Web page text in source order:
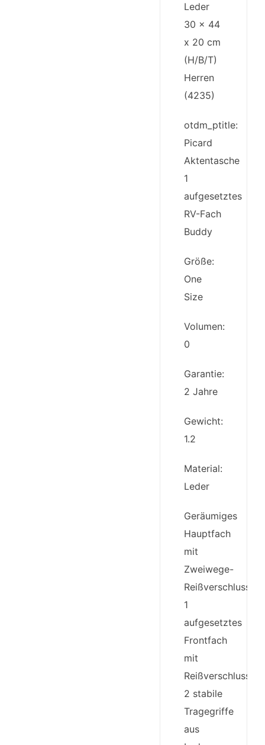
Leder
30 x 44
x 20 cm
(H/B/T)
Herren
(4235)
otdm_ptitle:
Picard
Aktentasche
1
aufgesetztes
RV-Fach
Buddy
Größe:
One
Size
Volumen:
0
Garantie:
2 Jahre
Gewicht:
1.2
Material:
Leder
Geräumiges
Hauptfach
mit
Zweiwege-
Reißverschluss
1
aufgesetztes
Frontfach
mit
Reißverschluss
2 stabile
Tragegriffe
aus